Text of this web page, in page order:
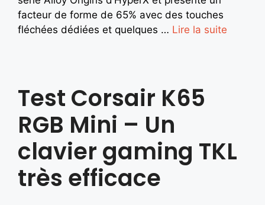
facteur de forme de 65% avec des touches
fléchées dédiées et quelques … Lire la suite
Test Corsair K65
RGB Mini – Un
clavier gaming TKL
très efficace